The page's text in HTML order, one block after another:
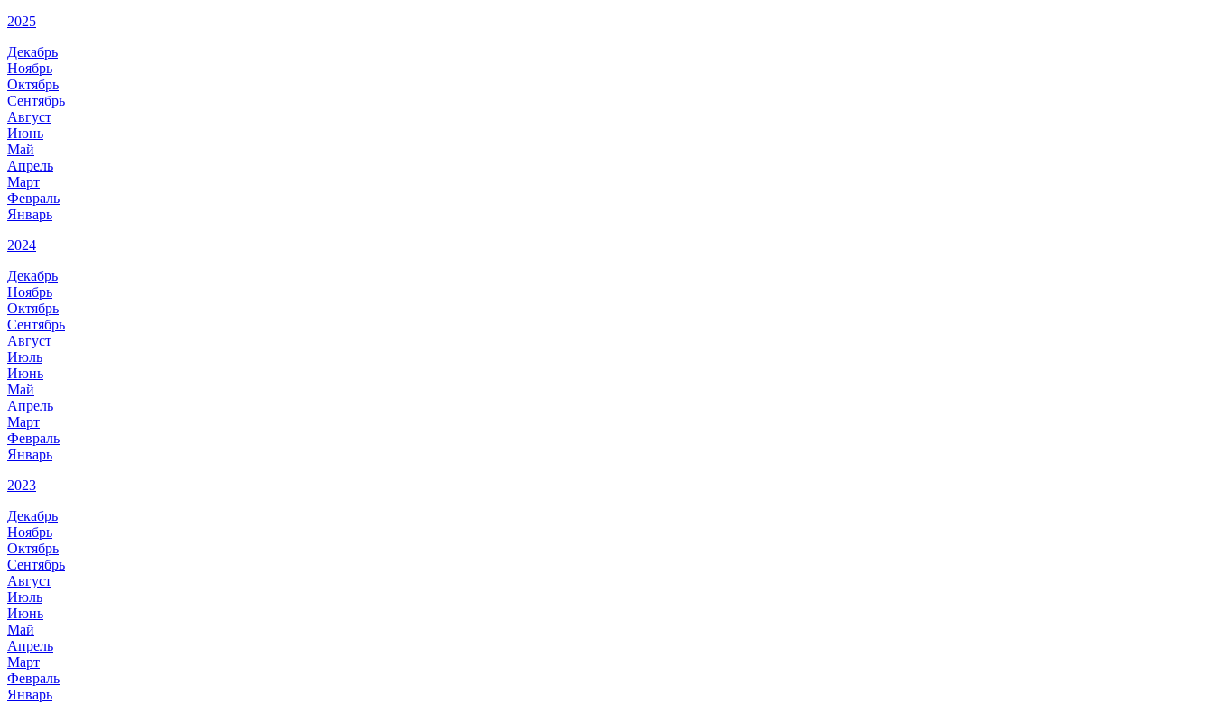
2025
Декабрь
Ноябрь
Октябрь
Сентябрь
Август
Июнь
Май
Апрель
Март
Февраль
Январь
2024
Декабрь
Ноябрь
Октябрь
Сентябрь
Август
Июль
Июнь
Май
Апрель
Март
Февраль
Январь
2023
Декабрь
Ноябрь
Октябрь
Сентябрь
Август
Июль
Июнь
Май
Апрель
Март
Февраль
Январь